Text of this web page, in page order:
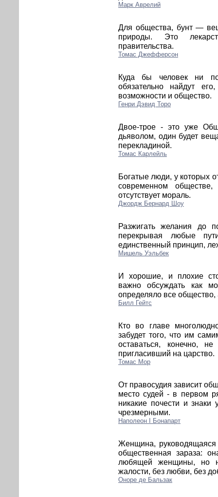
Марк Аврелий
Для общества, бунт —
природы. Это
правительства.
Томас Джефферсон
Куда бы человек ни
обязательно найдут
возможности и общество.
Генри Дэвид Торо
Двое-трое - это уже
дьяволом, один будет
перекладиной.
Томас Карлейль
Богатые люди, у которых
современном
отсутствует мораль.
Джордж Бернард Шоу
Разжигать желания до
перекрывая любые
единственный принцип,
Мишель Уэльбек
И хорошие, и плохие
важно обсуждать как
определяло все общество,
Билл Гейтс
Кто во главе
забудет того, что им
оставаться, конечно,
пригласивший на царство.
Томас Мор
От правосудия зависит
место судей - в первом
никакие почести и знаки
чрезмерными.
Наполеон I Бонапарт
Женщина,
общественная зараза:
любящей женщины, но
жалости, без любви, без
Оноре де Бальзак